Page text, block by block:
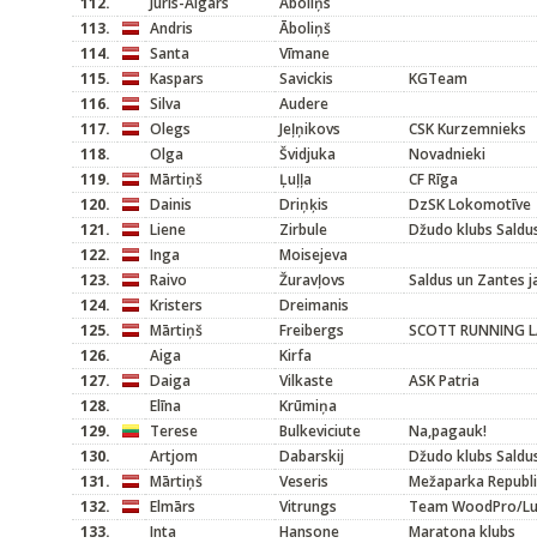
113.
Andris
Āboliņš
114.
Santa
Vīmane
115.
Kaspars Savickis
KGTeam
116.
Silva
Audere
117.
Olegs Jeļņikovs
CSK Kurzemnieks
118.
Olga Švidjuka
Novadnieki
119.
Mārtiņš Ļuļļa
CF Rīga
120.
Dainis Driņķis
DzSK Lokomotīve
121.
Liene Zirbule
Džudo klubs
122.
Inga
Moisejeva
123.
Raivo Žuravļovs
Saldus un Zantes
124.
Kristers
Dreimanis
125.
Mārtiņš Freibergs
SCOTT RUNNING
126.
Aiga
Kirfa
127.
Daiga Vilkaste
ASK Patria
128.
Elīna
Krūmiņa
129.
Terese Bulkeviciute
Na,pagauk!
130.
Artjom Dabarskij
Džudo klubs
131.
Mārtiņš Veseris
Mežaparka
132.
Elmārs Vitrungs
Team WoodPro/
133.
Inta Hansone
Maratona klubs